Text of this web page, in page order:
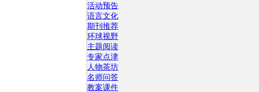
活动预告
语言文化
期刊推荐
环球视野
主题阅读
专家点津
人物茶坊
名师问答
教案课件